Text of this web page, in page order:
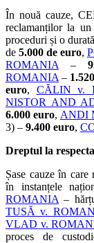
În nouă cauze,
reclamanților la
proceduri și o
de 5.000 de euro,
ROMANIA –
ROMANIA –
euro, CĂLIN v.
NISTOR AND
6.000 euro, ANDI
3) – 9.400 euro,
Dreptul la
Șase cauze în care
în instanțele
ROMANIA –
TUSĂ v.
VLAD v.
proces de